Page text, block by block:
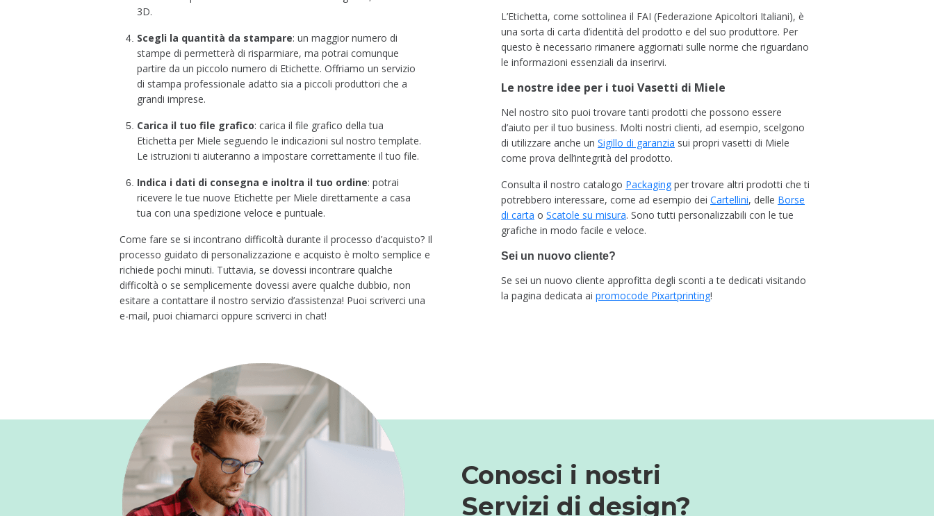
3D.
Scegli la quantità da stampare: un maggior numero di
stampe di permetterà di risparmiare, ma potrai comunque
partire da un piccolo numero di Etichette. Offriamo un servizio
di stampa professionale adatto sia a piccoli produttori che a
grandi imprese.
Carica il tuo file grafico: carica il file grafico della tua
Etichetta per Miele seguendo le indicazioni sul nostro template.
Le istruzioni ti aiuteranno a impostare correttamente il tuo file.
Indica i dati di consegna e inoltra il tuo ordine: potrai
ricevere le tue nuove Etichette per Miele direttamente a casa
tua con una spedizione veloce e puntuale.
Come fare se si incontrano difficoltà durante il processo d’acquisto? Il
processo guidato di personalizzazione e acquisto è molto semplice e
richiede pochi minuti. Tuttavia, se dovessi incontrare qualche
difficoltà o se semplicemente dovessi avere qualche dubbio, non
esitare a contattare il nostro servizio d’assistenza! Puoi scriverci una
e-mail, puoi chiamarci oppure scriverci in chat!
L’Etichetta, come sottolinea il FAI (Federazione Apicoltori Italiani), è
una sorta di carta d’identità del prodotto e del suo produttore. Per
questo è necessario rimanere aggiornati sulle norme che riguardano
le informazioni essenziali da inserirvi.
Le nostre idee per i tuoi Vasetti di Miele
Nel nostro sito puoi trovare tanti prodotti che possono essere
d’aiuto per il tuo business. Molti nostri clienti, ad esempio, scelgono
di utilizzare anche un Sigillo di garanzia sui propri vasetti di Miele
come prova dell’integrità del prodotto.
Consulta il nostro catalogo Packaging per trovare altri prodotti che ti
potrebbero interessare, come ad esempio dei Cartellini, delle Borse
di carta o Scatole su misura. Sono tutti personalizzabili con le tue
grafiche in modo facile e veloce.
Sei un nuovo cliente?
Se sei un nuovo cliente approfitta degli sconti a te dedicati visitando
la pagina dedicata ai promocode Pixartprinting!
Conosci i nostri
Servizi di design?